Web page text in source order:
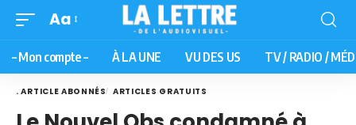
Aa
– Mon compte – À LA UNE VU DES US TV / RADIO /
. ARTICLE ABONNÉS ARTICLES GRATUITS